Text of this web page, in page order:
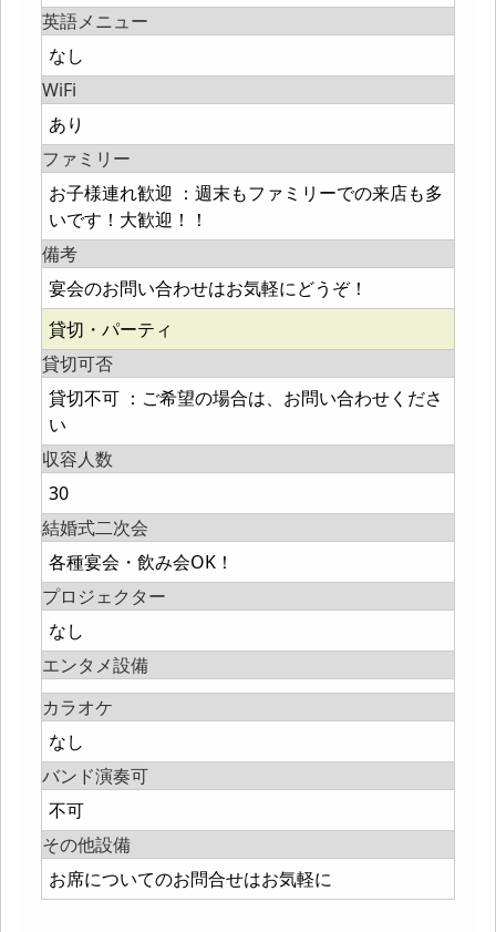
英語メニュー
なし
WiFi
あり
ファミリー
お子様連れ歓迎 ：週末もファミリーでの来店も多
いです！大歓迎！！
備考
宴会のお問い合わせはお気軽にどうぞ！
貸切・パーティ
貸切可否
貸切不可 ：ご希望の場合は、お問い合わせくださ
い
収容人数
30
結婚式二次会
各種宴会・飲み会OK！
プロジェクター
なし
エンタメ設備
カラオケ
なし
バンド演奏可
不可
その他設備
お席についてのお問合せはお気軽に